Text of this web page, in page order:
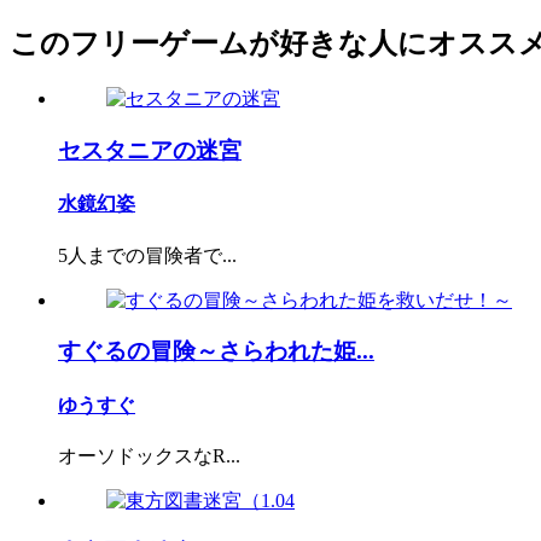
このフリーゲームが好きな人にオスス
セスタニアの迷宮
水鏡幻姿
5人までの冒険者で...
すぐるの冒険～さらわれた姫...
ゆうすぐ
オーソドックスなR...